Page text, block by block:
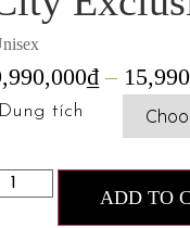
₫ –
Dung tích
ADD TO